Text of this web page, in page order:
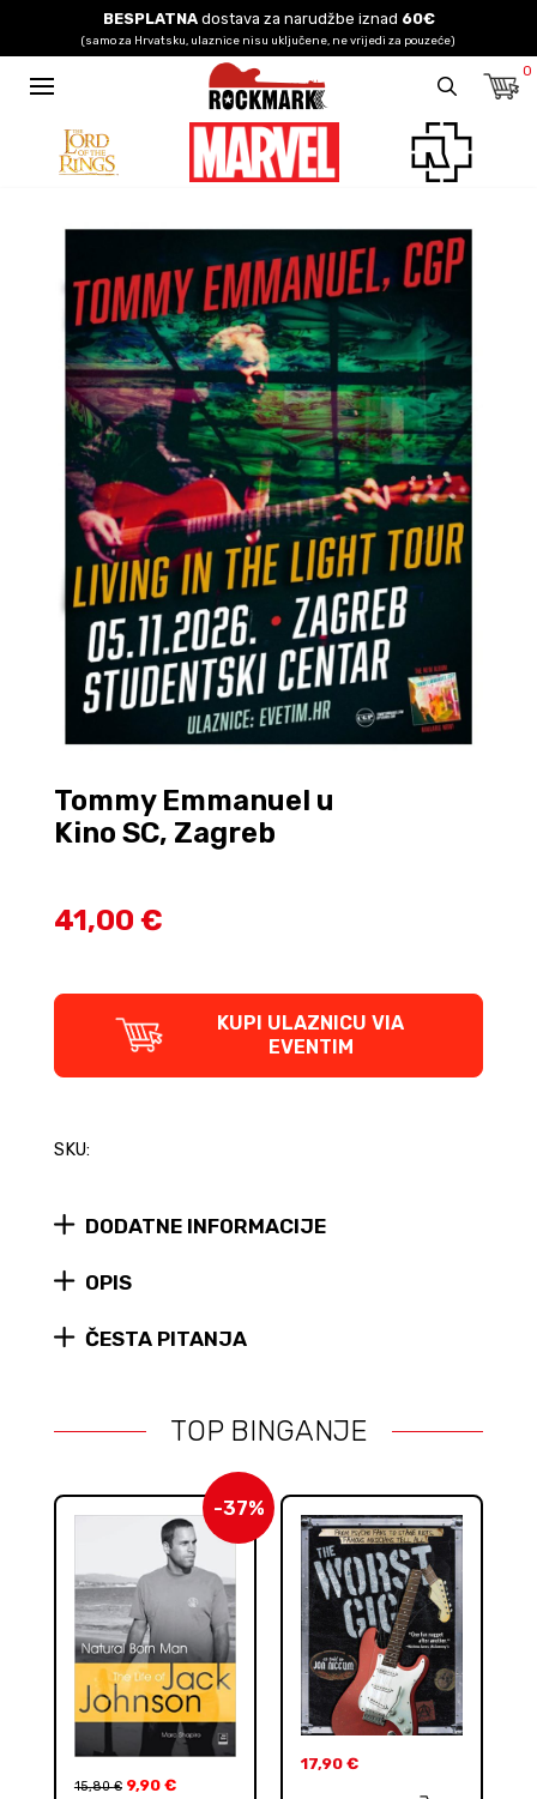
BESPLATNAdostava za narudžbe iznad 60€
(samo za Hrvatsku, ulaznice nisu uključene, ne vrijedi za pouzeće)
0
Tommy Emmanuel u
Kino SC, Zagreb
41,00 €
KUPI ULAZNICU VIA
EVENTIM
SKU:
DODATNE INFORMACIJE
OPIS
ČESTA PITANJA
TOP BINGANJE
-37%
15,80€ 9,90 €
17,90 €